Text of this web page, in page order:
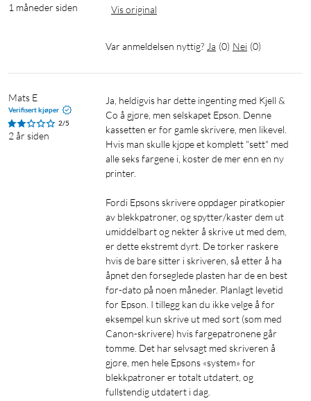
1 måneder siden
Vis original
Var anmeldelsen nyttig? Ja (0) Nei (0)
Mats E
Verifisert kjøper
2/5
2 år siden
Ja, heldigvis har dette ingenting med Kjell &
Co å gjøre, men selskapet Epson. Denne
kassetten er for gamle skrivere, men likevel.
Hvis man skulle kjøpe et komplett "sett" med
alle seks fargene i, koster de mer enn en ny
printer.
Fordi Epsons skrivere oppdager piratkopier
av blekkpatroner, og spytter/kaster dem ut
umiddelbart og nekter å skrive ut med dem,
er dette ekstremt dyrt. De tørker raskere
hvis de bare sitter i skriveren, så etter å ha
åpnet den forseglede plasten har de en best
før-dato på noen måneder. Planlagt levetid
for Epson. I tillegg kan du ikke velge å for
eksempel kun skrive ut med sort (som med
Canon-skrivere) hvis fargepatronene går
tomme. Det har selvsagt med skriveren å
gjøre, men hele Epsons «system» for
blekkpatroner er totalt utdatert, og
fullstendig utdatert i dag.